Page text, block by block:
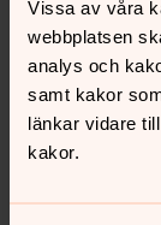
Vissa av våra
webbplatsen
analys och
samt kakor
länkar vidare
kakor.
Våra
Här hittar
där du
och